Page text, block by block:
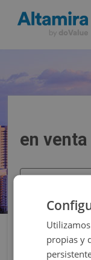
en
propias y